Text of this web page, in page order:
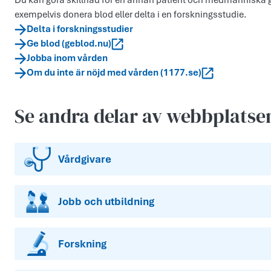
exempelvis donera blod eller delta i en forskningsstudie.
Delta i forskningsstudier
Ge blod (geblod.nu)
Jobba inom vården
Om du inte är nöjd med vården (1177.se)
Se andra delar av
Vårdgivare
Jobb och utbildning
Forskning